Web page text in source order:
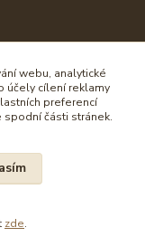
práva.
webu, analytické
účely cílení reklamy
preferencí
části stránek.
zde.